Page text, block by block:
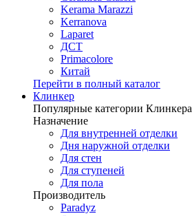
Kerama Marazzi
Kerranova
Laparet
ДСТ
Primacolore
Китай
Перейти в полный каталог
Клинкер
Популярные категории Клинкера
Назначение
Для внутренней отделки
Дня наружной отделки
Для стен
Для ступеней
Для пола
Производитель
Paradyz